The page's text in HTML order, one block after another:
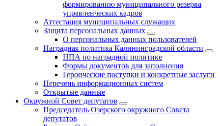
формированию муниципального резерва
управленческих кадров
Аттестация муниципальных служащих
Защита персональных данных
О персональных данных пользователей
Наградная политика Калининградской области
НПА по наградной политике
Формы документов для заполнения
Героические поступки и конкретные заслуги
Перечень информационных систем
Открытые данные
Окружной Совет депутатов
Председатель Озерского окружного Совета
депутатов